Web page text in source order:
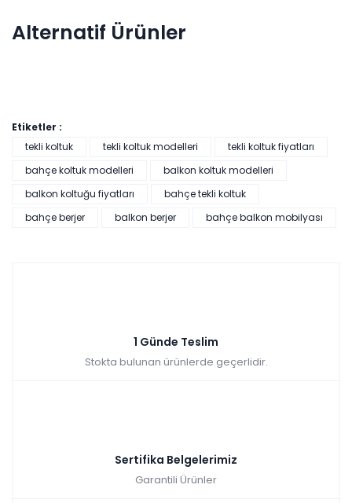
Alternatif Ürünler
₺11.890,00
Etiketler :
tekli koltuk
tekli koltuk modelleri
tekli koltuk fiyatları
bahçe koltuk modelleri
balkon koltuk modelleri
balkon koltuğu fiyatları
bahçe tekli koltuk
bahçe berjer
balkon berjer bahçe balkon mobilyası
1 Günde Teslim
Stokta bulunan ürünlerde geçerlidir.
Sertifika Belgelerimiz
Garantili Ürünler